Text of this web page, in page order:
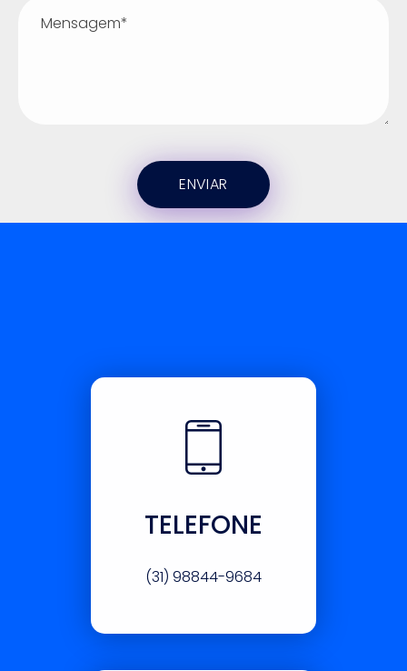
TELEFONE
(31) 98844-9684